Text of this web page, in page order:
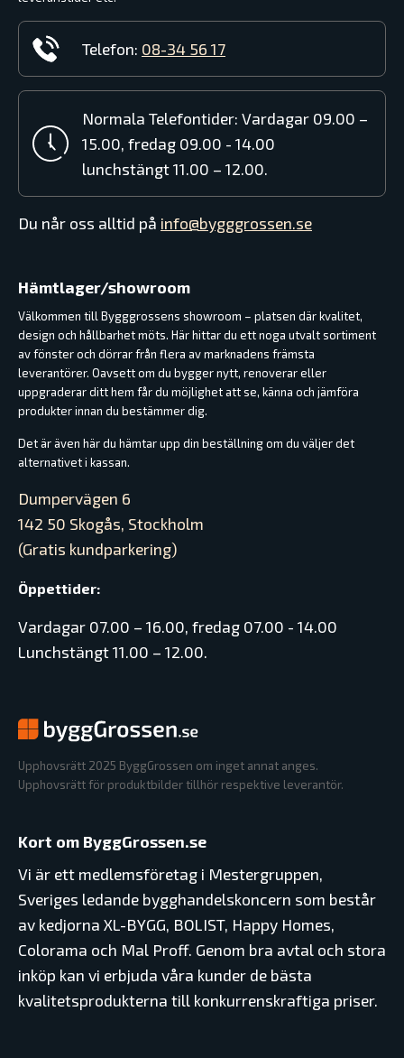
Telefon: 08-34 56 17
Normala Telefontider: Vardagar 09.00 –
15.00, fredag 09.00 - 14.00
lunchstängt 11.00 – 12.00.
Du når oss alltid på info@bygggrossen.se
Hämtlager/showroom
Välkommen till Bygggrossens showroom – platsen där kvalitet,
design och hållbarhet möts. Här hittar du ett noga utvalt sortiment
av fönster och dörrar från flera av marknadens främsta
leverantörer. Oavsett om du bygger nytt, renoverar eller
uppgraderar ditt hem får du möjlighet att se, känna och jämföra
produkter innan du bestämmer dig.
Det är även här du hämtar upp din beställning om du väljer det
alternativet i kassan.
Dumpervägen 6
142 50 Skogås, Stockholm
(Gratis kundparkering)
Öppettider:
Vardagar 07.00 – 16.00, fredag 07.00 - 14.00
Lunchstängt 11.00 – 12.00.
Upphovsrätt 2025 ByggGrossen om inget annat anges.
Upphovsrätt för produktbilder tillhör respektive leverantör.
Kort om ByggGrossen.se
Vi är ett medlemsföretag i Mestergruppen,
Sveriges ledande bygghandelskoncern som består
av kedjorna XL-BYGG, BOLIST, Happy Homes,
Colorama och Mal Proff. Genom bra avtal och stora
inköp kan vi erbjuda våra kunder de bästa
kvalitetsprodukterna till konkurrenskraftiga priser.